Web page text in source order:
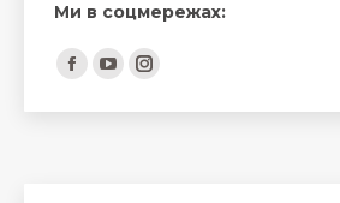
Ми в соцмережах:
Find us on:
Facebook
page
YouTube
page
Instagram
page